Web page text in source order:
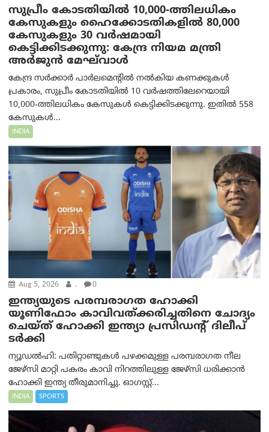
സുപ്രീം കോടതിയിൽ 10,000-ത്തിലധികം
കേസുകളും ഹൈക്കോടതികളിൽ 80,000
കേസുകളും 30 വർഷമായി
കെട്ടിക്കിടക്കുന്നു: കേന്ദ്ര നിയമ മന്ത്രി
അര്‍ജുന്‍ മേഘ്‌വാള്‍
കേന്ദ്ര സർക്കാർ പാർലമെന്റിൽ നൽകിയ കണക്കുകൾ
പ്രകാരം, സുപ്രീം കോടതിയിൽ 10 വർഷത്തിലേറെയായി
10,000-ത്തിലധികം കേസുകൾ കെട്ടിക്കിടക്കുന്നു. ഇതിൽ 558
കേസുകൾ...
INDIA
Aug 5, 2026 . 0
ഇന്ത്യയുടെ പരമ്പരാഗത ഹോക്കി
യൂണിഫോം കാവിവത്ക്കരിച്ചതിനെ ചോദ്യം
ചെയ്ത് ഹോക്കി ഇന്ത്യാ പ്രസിഡന്റ് ദിലീപ്
ടര്‍ക്കി
ന്യൂഡൽഹി: പതിറ്റാണ്ടുകൾ പഴക്കമുള്ള പരമ്പരാഗത നീല
ജേഴ്‌സി മാറ്റി പകരം കാവി നിറത്തിലുള്ള ജേഴ്‌സി ധരിക്കാൻ
ഹോക്കി ഇന്ത്യ തീരുമാനിച്ചു. ഓഗസ്റ്റ്...
INDIA SPORTS